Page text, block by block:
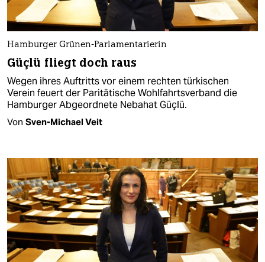
Hamburger Grünen-Parlamentarierin
Güçlü fliegt doch raus
Wegen ihres Auftritts vor einem rechten türkischen
Verein feuert der Paritätische Wohlfahrtsverband die
Hamburger Abgeordnete Nebahat Güçlü.
Von Sven-Michael Veit